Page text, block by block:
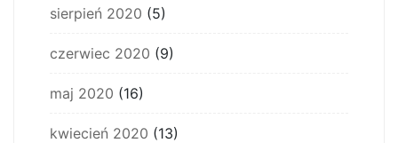
sierpień 2020 (5)
czerwiec 2020 (9)
maj 2020 (16)
kwiecień 2020 (13)